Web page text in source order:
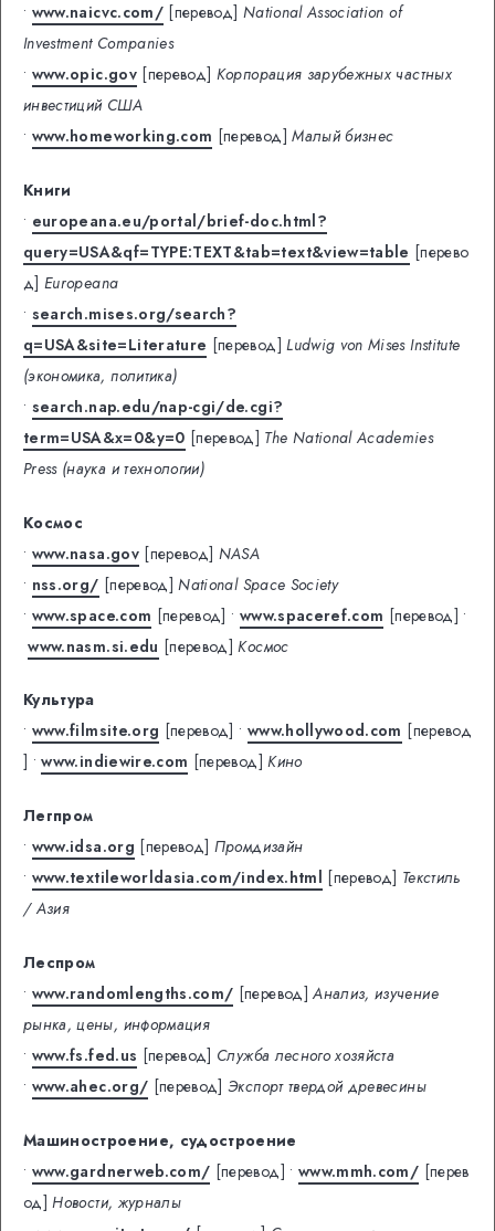
• www.naicvc.com/ [перевод] National Association of
Investment Companies
• www.opic.gov [перевод] Корпорация зарубежных частных
инвестиций США
• www.homeworking.com [перевод] Малый бизнес
Книги
• europeana.eu/portal/brief-doc.html?
query=USA&qf=TYPE:TEXT&tab=text&view=table [перево
д] Europeana
• search.mises.org/search?
q=USA&site=Literature [перевод] Ludwig von Mises Institute
(экономика, политика)
• search.nap.edu/nap-cgi/de.cgi?
term=USA&x=0&y=0 [перевод] The National Academies
Press (наука и технологии)
Космос
• www.nasa.gov [перевод] NASA
• nss.org/ [перевод] National Space Society
• www.space.com [перевод] • www.spaceref.com [перевод] •
www.nasm.si.edu [перевод] Космос
Культура
• www.filmsite.org [перевод] • www.hollywood.com [перевод
] •www.indiewire.com [перевод] Кино
Легпром
• www.idsa.org [перевод] Промдизайн
• www.textileworldasia.com/index.html [перевод] Текстиль
/ Азия
Леспром
• www.randomlengths.com/ [перевод] Анализ, изучение
рынка, цены, информация
• www.fs.fed.us [перевод] Служба лесного хозяйста
• www.ahec.org/ [перевод] Экспорт твердой древесины
Машиностроение, судостроение
• www.gardnerweb.com/ [перевод] • www.mmh.com/ [перев
од] Новости, журналы